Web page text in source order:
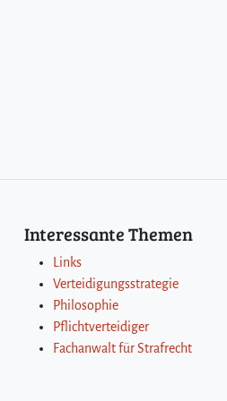
Interessante Themen
Links
Verteidigungsstrategie
Philosophie
Pflichtverteidiger
Fachanwalt für Strafrecht